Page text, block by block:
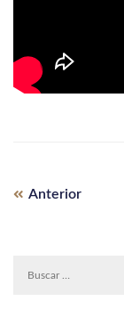
Navegación
Entrada
Anterior